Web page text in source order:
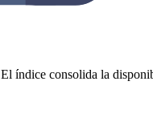
El índice consolida la